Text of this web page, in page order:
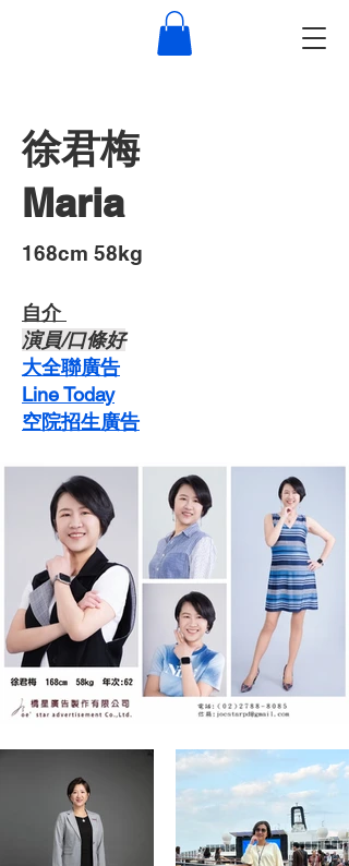
徐君梅
Maria
​168cm 58kg
自介 ​
​演員/口條好
​大全聯廣告
Line Today
空院招生廣告